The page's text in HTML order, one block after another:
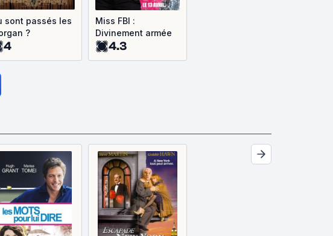
sont passés les
?
4
Miss FBI :
Divinement armée
4.3